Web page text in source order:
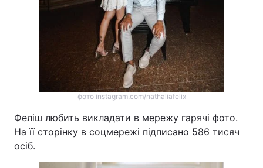
фото instagram.com/nathaliafelix
Феліш любить викладати в мережу гарячі фото.
На її сторінку в соцмережі підписано 586 тисяч
осіб.